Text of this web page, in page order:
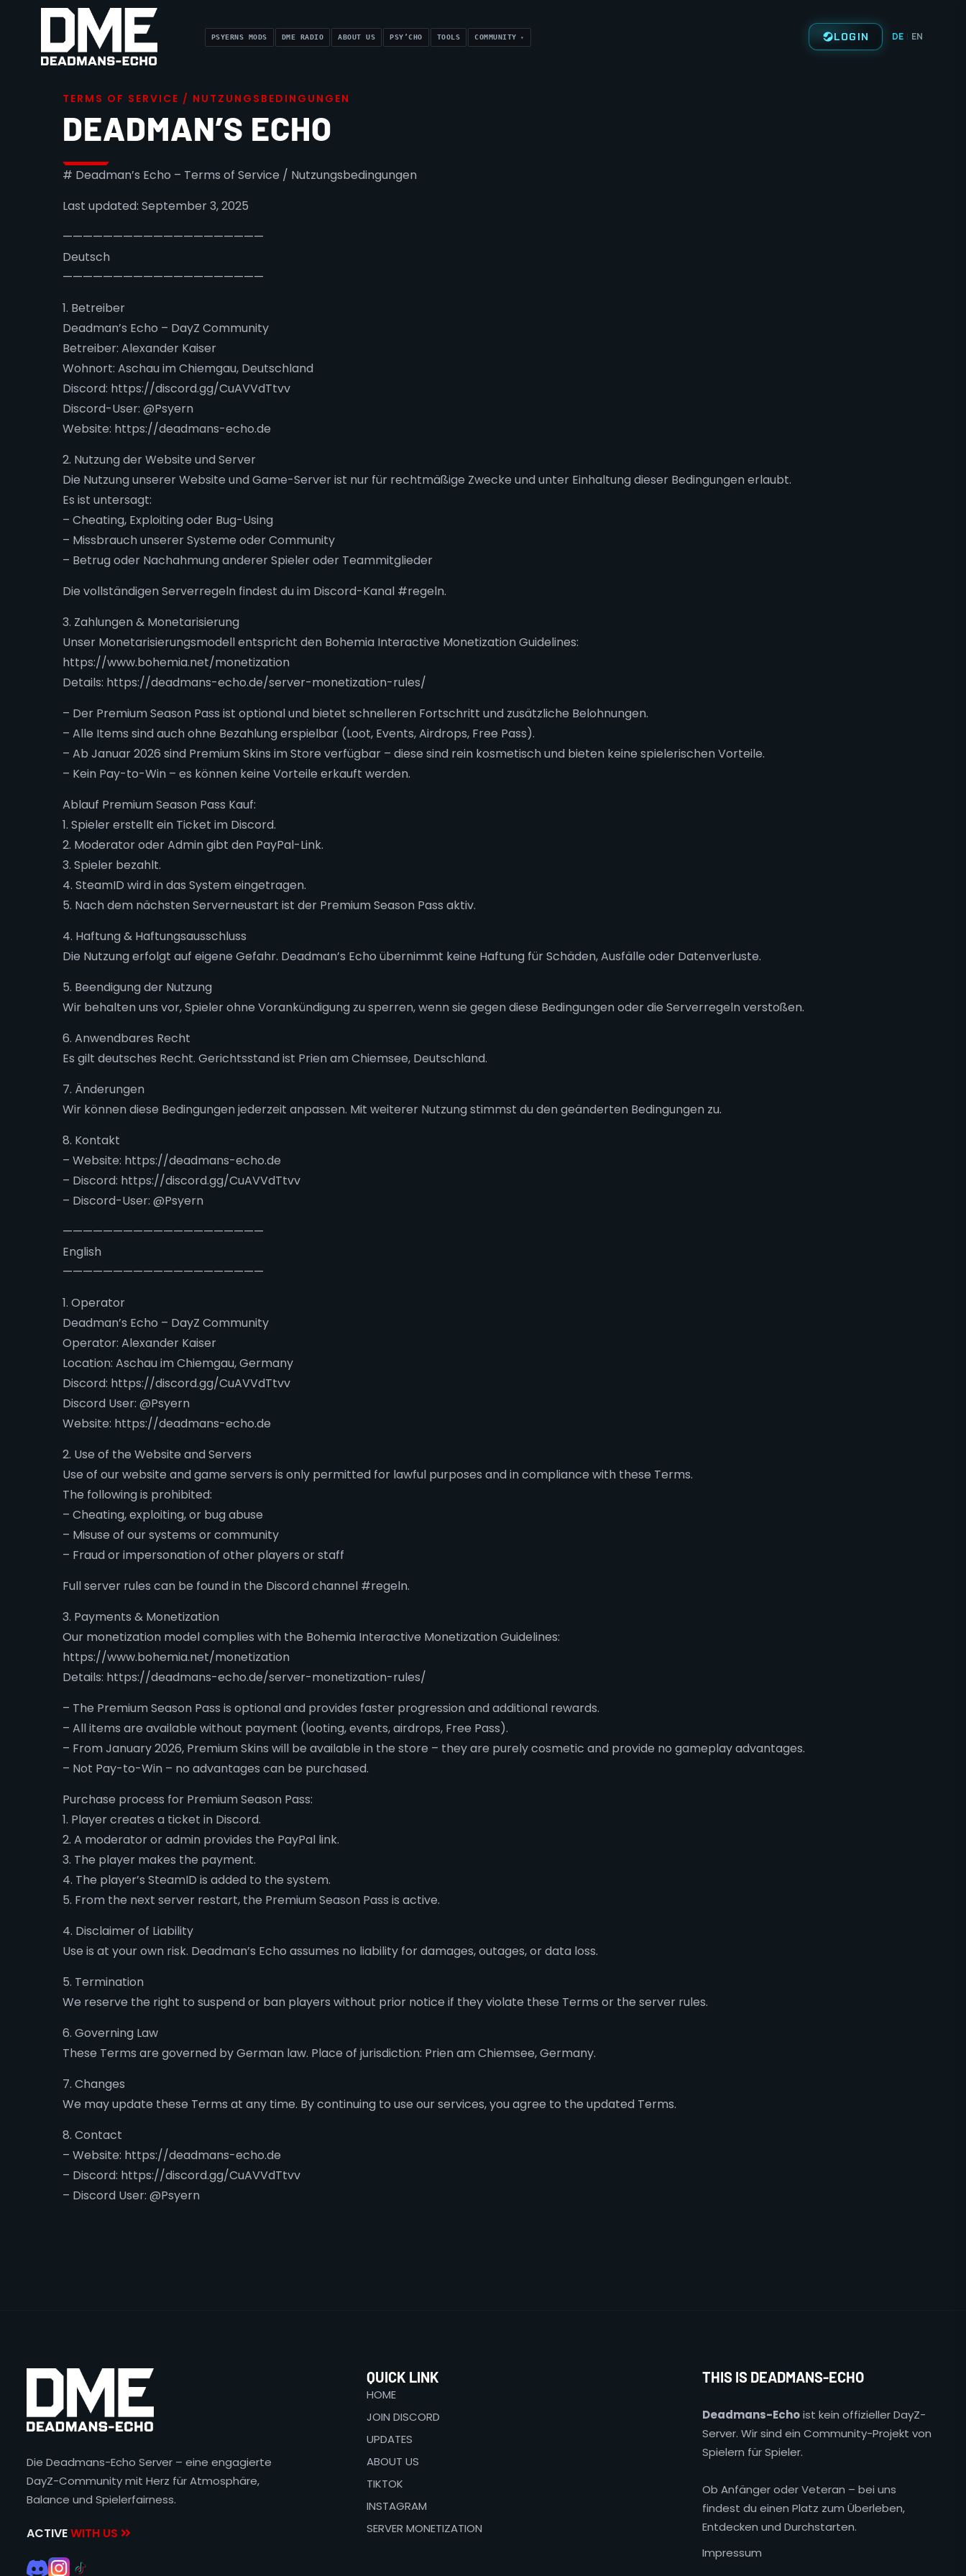
PSYERNS MODS DME RADIO ABOUT US PSY’CHO TOOLS COMMUNITY LOGIN DE | EN
T ER M S O F S ERVI CE / N U T Z U N G S B ED I N G U N G EN
DEADMAN’S ECHO
# Deadman’s Echo – Terms of Service / Nutzungsbedingungen
Last updated: September 3, 2025
————————————————————
Deutsch
————————————————————
1. Betreiber
Deadman’s Echo – DayZ Community
Betreiber: Alexander Kaiser
Wohnort: Aschau im Chiemgau, Deutschland
Discord: https://discord.gg/CuAVVdTtvv
Discord-User: @Psyern
Website: https://deadmans-echo.de
2. Nutzung der Website und Server
Die Nutzung unserer Website und Game-Server ist nur für rechtmäßige Zwecke und unter Einhaltung dieser Bedingungen erlaubt.
Es ist untersagt:
– Cheating, Exploiting oder Bug-Using
– Missbrauch unserer Systeme oder Community
– Betrug oder Nachahmung anderer Spieler oder Teammitglieder
Die vollständigen Serverregeln findest du im Discord-Kanal #regeln.
3. Zahlungen & Monetarisierung
Unser Monetarisierungsmodell entspricht den Bohemia Interactive Monetization Guidelines:
https://www.bohemia.net/monetization
Details: https://deadmans-echo.de/server-monetization-rules/
– Der Premium Season Pass ist optional und bietet schnelleren Fortschritt und zusätzliche Belohnungen.
– Alle Items sind auch ohne Bezahlung erspielbar (Loot, Events, Airdrops, Free Pass).
– Ab Januar 2026 sind Premium Skins im Store verfügbar – diese sind rein kosmetisch und bieten keine spielerischen Vorteile.
– Kein Pay-to-Win – es können keine Vorteile erkauft werden.
Ablauf Premium Season Pass Kauf:
1. Spieler erstellt ein Ticket im Discord.
2. Moderator oder Admin gibt den PayPal-Link.
3. Spieler bezahlt.
4. SteamID wird in das System eingetragen.
5. Nach dem nächsten Serverneustart ist der Premium Season Pass aktiv.
4. Haftung & Haftungsausschluss
Die Nutzung erfolgt auf eigene Gefahr. Deadman’s Echo übernimmt keine Haftung für Schäden, Ausfälle oder Datenverluste.
5. Beendigung der Nutzung
Wir behalten uns vor, Spieler ohne Vorankündigung zu sperren, wenn sie gegen diese Bedingungen oder die Serverregeln verstoßen.
6. Anwendbares Recht
Es gilt deutsches Recht. Gerichtsstand ist Prien am Chiemsee, Deutschland.
7. Änderungen
Wir können diese Bedingungen jederzeit anpassen. Mit weiterer Nutzung stimmst du den geänderten Bedingungen zu.
8. Kontakt
– Website: https://deadmans-echo.de
– Discord: https://discord.gg/CuAVVdTtvv
– Discord-User: @Psyern
————————————————————
English
————————————————————
1. Operator
Deadman’s Echo – DayZ Community
Operator: Alexander Kaiser
Location: Aschau im Chiemgau, Germany
Discord: https://discord.gg/CuAVVdTtvv
Discord User: @Psyern
Website: https://deadmans-echo.de
2. Use of the Website and Servers
Use of our website and game servers is only permitted for lawful purposes and in compliance with these Terms.
The following is prohibited:
– Cheating, exploiting, or bug abuse
– Misuse of our systems or community
– Fraud or impersonation of other players or staff
Full server rules can be found in the Discord channel #regeln.
3. Payments & Monetization
Our monetization model complies with the Bohemia Interactive Monetization Guidelines:
https://www.bohemia.net/monetization
Details: https://deadmans-echo.de/server-monetization-rules/
– The Premium Season Pass is optional and provides faster progression and additional rewards.
– All items are available without payment (looting, events, airdrops, Free Pass).
– From January 2026, Premium Skins will be available in the store – they are purely cosmetic and provide no gameplay advantages.
– Not Pay-to-Win – no advantages can be purchased.
Purchase process for Premium Season Pass:
1. Player creates a ticket in Discord.
2. A moderator or admin provides the PayPal link.
3. The player makes the payment.
4. The player’s SteamID is added to the system.
5. From the next server restart, the Premium Season Pass is active.
4. Disclaimer of Liability
Use is at your own risk. Deadman’s Echo assumes no liability for damages, outages, or data loss.
5. Termination
We reserve the right to suspend or ban players without prior notice if they violate these Terms or the server rules.
6. Governing Law
These Terms are governed by German law. Place of jurisdiction: Prien am Chiemsee, Germany.
7. Changes
We may update these Terms at any time. By continuing to use our services, you agree to the updated Terms.
8. Contact
– Website: https://deadmans-echo.de
– Discord: https://discord.gg/CuAVVdTtvv
– Discord User: @Psyern
Die Deadmans-Echo Server – eine engagierte
DayZ-Community mit Herz für Atmosphäre,
Balance und Spielerfairness.
ACTIVEWITH US
QUICK LINK
HOME
JOIN DISCORD
UPDATES
ABOUT US
TIKTOK
INSTAGRAM
SERVER MONETIZATION
THIS IS DEADMANS-ECHO
Deadmans-Echoist kein offizieller DayZ-
Server. Wir sind ein Community-Projekt von
Spielern für Spieler.
Ob Anfänger oder Veteran – bei uns
findest du einen Platz zum Überleben,
Entdecken und Durchstarten.
Impressum